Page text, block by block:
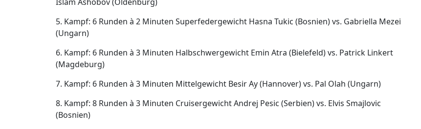
5. Kampf: 6 Runden à 2 Minuten Superfedergewicht Hasna Tukic (Bosnien) vs. Gabriella Mezei
(Ungarn)
6. Kampf: 6 Runden à 3 Minuten Halbschwergewicht Emin Atra (Bielefeld) vs. Patrick Linkert
(Magdeburg)
7. Kampf: 6 Runden à 3 Minuten Mittelgewicht Besir Ay (Hannover) vs. Pal Olah (Ungarn)
8. Kampf: 8 Runden à 3 Minuten Cruisergewicht Andrej Pesic (Serbien) vs. Elvis Smajlovic
(Bosnien)